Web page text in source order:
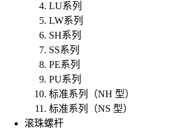
LU系列
LW系列
SH系列
SS系列
PE系列
PU系列
标准系列（NH 型）
标准系列（NS 型）
滚珠螺杆